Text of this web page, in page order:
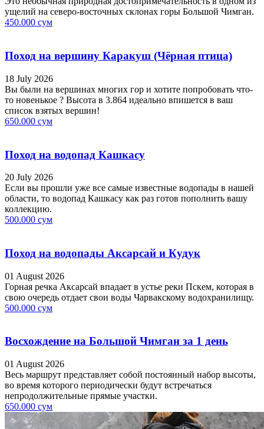
ущелий на северо-восточных склонах горы Большой Чимган.
450.000 сум
Поход на вершину Каракуш (Чёрная птица)
18 July 2026
Вы были на вершинах многих гор и хотите попробовать что-
то новенькое ? Высота в 3.864 идеально впишется в ваш
список взятых вершин!
650.000 сум
Поход на водопад Кашкасу
20 July 2026
Если вы прошли уже все самые известные водопады в нашей
области, то водопад Кашкасу как раз готов пополнить вашу
коллекцию.
500.000 сум
Поход на водопады Аксарсай и Кудук
01 August 2026
Горная речка Аксарсай впадает в устье реки Пскем, которая в
свою очередь отдает свои воды Чарвакскому водохранилищу.
500.000 сум
Восхождение на Большой Чимган за 1 день
01 August 2026
Весь маршрут представляет собой постоянный набор высоты,
во время которого периодически будут встречаться
непродолжительные прямые участки.
650.000 сум